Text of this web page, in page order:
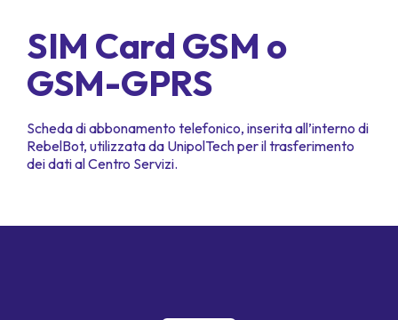
SIM Card GSM o
GSM-GPRS
Scheda di abbonamento telefonico, inserita all’interno di
RebelBot, utilizzata da UnipolTech per il trasferimento
dei dati al Centro Servizi.